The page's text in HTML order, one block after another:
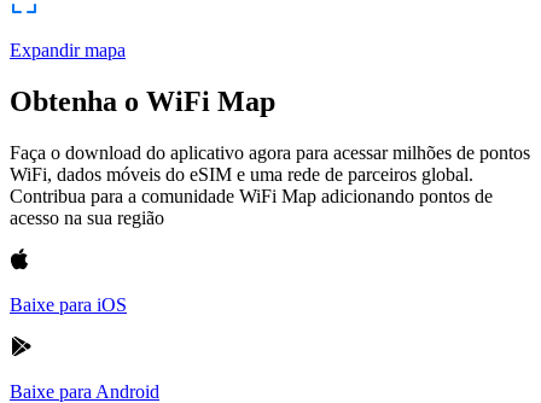
Expandir mapa
Obtenha o WiFi Map
Faça o download do aplicativo agora para acessar milhões de pontos
WiFi, dados móveis do eSIM e uma rede de parceiros global.
Contribua para a comunidade WiFi Map adicionando pontos de
acesso na sua região
Baixe para iOS
Baixe para Android